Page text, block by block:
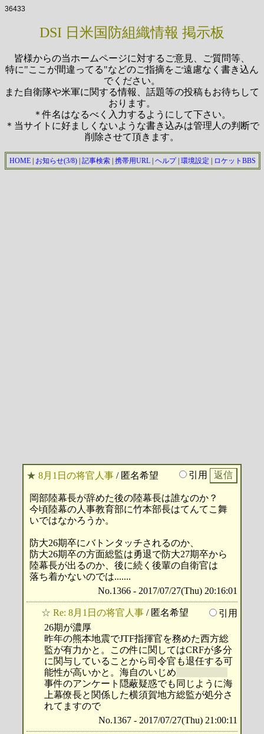
36433
DSI 日米国防組織情報 掲示板
皆様からの当ホームページに対するご意見、ご質問等、
特に"ここが間違ってる"などのご指摘をご遠慮なく書き込ん
でください。
また自衛隊や米軍に関する情報、話題等の投稿もお待ちして
おります。
＊件名はなるべく入力するようにして下さい。
＊当サイトに好ましくないような書き込みは管理人の判断で
削除させて頂きます。
HOME お知らせ(3/8) 記事検索 携帯用URL ヘルプ| 環境設定 ロケットBBS
★ 8月1日の将官人事 / 匿名希望 引用
岡部陸幕長が辞めた後の陸幕長は誰なのか？
今頃陸幕の人事教育部に竹本部長はてんてこ舞
いではなかろうか。
防大26期卒にバトンタッチされるのか、
防大26期卒の方面総監は勇退で防大27期卒から
陸幕長が出るのか、後に続く後輩の自衛官は
落ち着かないのでは.......
No.1366 - 2017/07/27(Thu) 20:16:01
☆ Re: 8月1日の将官人事 / 匿名希望
引用
26期が濃厚
昨年の熊本地震でJTF指揮官を務めた西方総
監が有力かと。この件に関してはCRFが多分
に関与していることから司令官も退任する可
能性が高いかと。海自のいじめ
事件のアンケート隠蔽疑惑でも同じように海
上幕僚長と関係した横須賀地方総監が処分さ
れてますので
No.1367 - 2017/07/27(Thu) 21:00:11